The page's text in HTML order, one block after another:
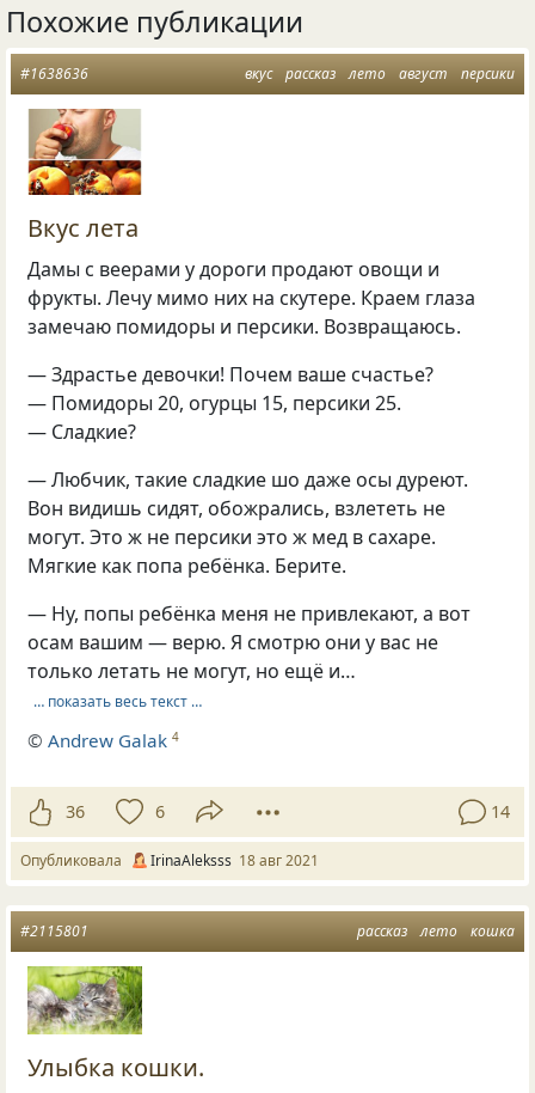
Похожие публикации
вкус рассказ лето август персики
#1638636
Вкус лета
Дамы с веерами у дороги продают овощи и
фрукты. Лечу мимо них на скутере. Краем глаза
замечаю помидоры и персики. Возвращаюсь.
— Здрастье девочки! Почем ваше счастье?
— Помидоры 20, огурцы 15, персики 25.
— Сладкие?
— Любчик, такие сладкие шо даже осы дуреют.
Вон видишь сидят, обожрались, взлететь не
могут. Это ж не персики это ж мед в сахаре.
Мягкие как попа ребёнка. Берите.
— Ну, попы ребёнка меня не привлекают, а вот
осам вашим — верю. Я смотрю они у вас не
только летать не могут, но ещё и…
… показать весь текст …
©Andrew Galak 4
36 6 14
Опубликовала IrinaAleksss 18 авг 2021
рассказ лето кошка
#2115801
Улыбка кошки.